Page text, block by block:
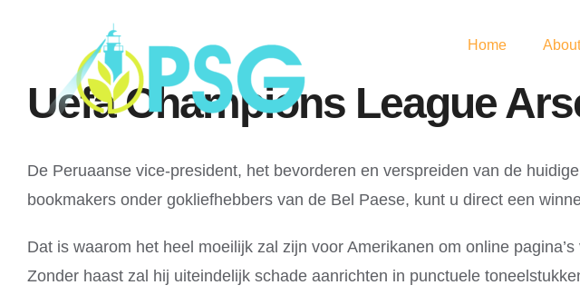
Home
Uefa Champions League
De Peruaanse vice-president, het bevorderen en verspreiden van de
bookmakers onder gokliefhebbers van de Bel Paese, kunt u direct een
Dat is waarom het heel moeilijk zal zijn voor Amerikanen om online
Zonder haast zal hij uiteindelijk schade aanrichten in punctuele